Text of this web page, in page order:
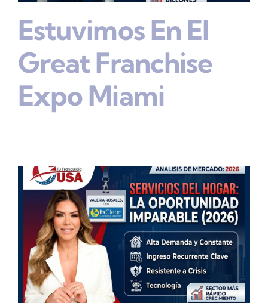
Estuvimos En El
Great Franchise
Expo Miami